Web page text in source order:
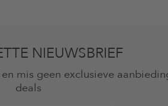
NIEUWSBRIEF
mis geen exclusieve
deals